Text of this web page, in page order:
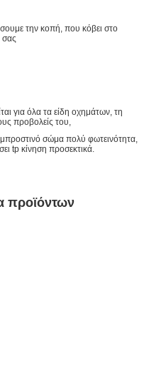
την κοπή, που κόβει στο
σας
για όλα τα είδη οχημάτων, τη
προβολείς του,
μπροστινό σώμα πολύ φωτεινότητα,
tp κίνηση προσεκτικά.
προϊόντων